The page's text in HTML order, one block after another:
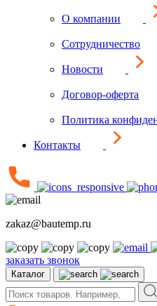
О компании
Сотрудничество
Новости
Договор-оферта
Политика
Контакты
zakaz@bautemp.ru
заказать звонок
Каталог